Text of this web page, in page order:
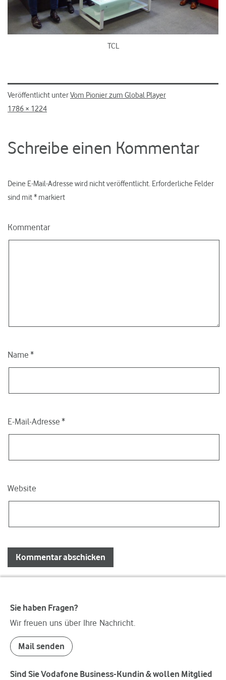
TCL
Veröffentlicht unterVom Pionier zum Global Player
Originalgröße
1786 × 1224
Schreibe einen Kommentar
Deine E-Mail-Adresse wird nicht veröffentlicht. Erforderliche Felder
sind mit* markiert
Kommentar
Name *
E-Mail-Adresse *
Website
Sie haben Fragen?
Wir freuen uns über Ihre Nachricht.
Mail senden
Sind Sie Vodafone Business-Kundin & wollen Mitglied